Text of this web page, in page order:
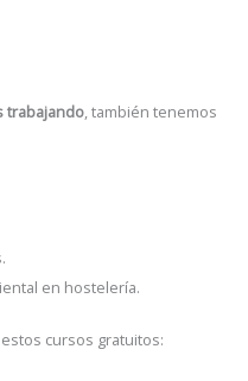
trabajando, también tenemos
en hostelería.
cursos gratuitos: